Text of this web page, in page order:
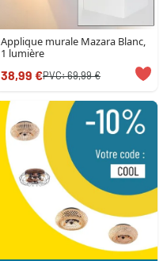
Applique murale Mazara Blanc,
1 lumière
38,99 €PVC:69,99 €